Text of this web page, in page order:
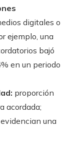
digitales o
ejemplo, una
bajó
en un periodo
proporción
acordada;
una